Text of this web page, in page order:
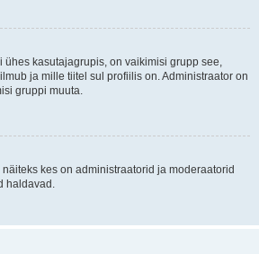
ühes kasutajagrupis, on vaikimisi grupp see,
ja mille tiitel sul profiilis on. Administraator on
gruppi muuta.
kes on administraatorid ja moderaatorid
haldavad.